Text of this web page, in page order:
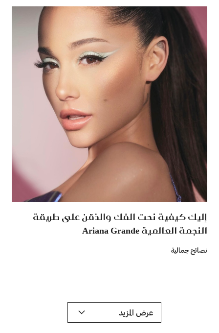
إليك كيفية نحت الفك والذقن على طريقة
النجمة العالمية Ariana Grande
نصائح جمالية
عرض المزيد